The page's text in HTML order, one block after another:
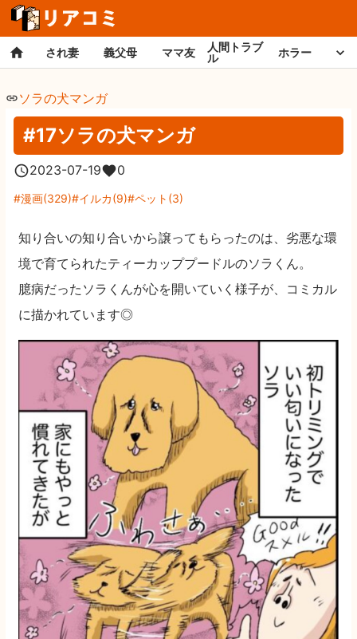
され妻 義父母 ママ友
人間トラブ
ル
ホラー
ソラの犬マンガ
#17ソラの犬マンガ
2023-07-19 0
漫画(329) イルカ(9) ペット (3)
知り合いの知り合いから譲ってもらったのは、劣悪な環
境で育てられたティーカッププードルのソラくん。
臆病だったソラくんが心を開いていく様子が、コミカル
に描かれています◎